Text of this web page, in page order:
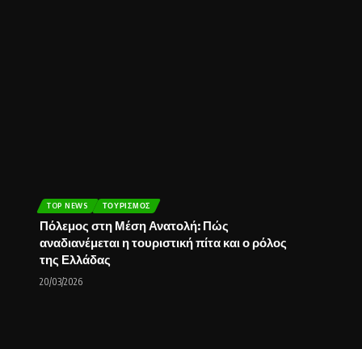
TOP NEWS ΤΟΥΡΙΣΜΌΣ
Πόλεμος στη Μέση Ανατολή: Πώς
αναδιανέμεται η τουριστική πίτα και ο ρόλος
της Ελλάδας
20/03/2026